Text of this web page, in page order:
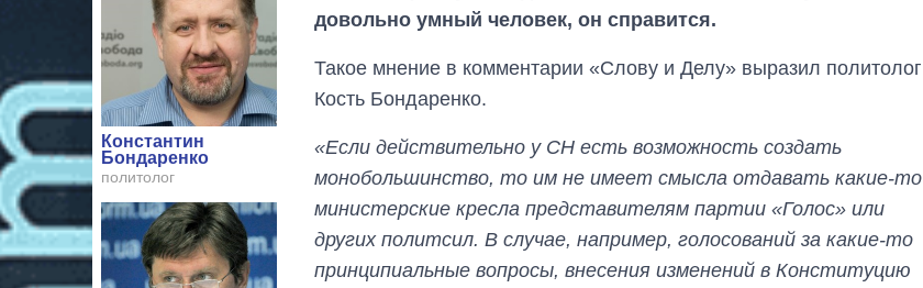
Константин
Бондаренко
политолог
довольно умный человек, он справится.
Такое мнение в комментарии «Слову и Делу» выразил политолог
Кость Бондаренко.
«Если действительно у СН есть возможность создать
монобольшинство, то им не имеет смысла отдавать какие-то
министерские кресла представителям партии «Голос» или
других политсил. В случае, например, голосований за какие-то
принципиальные вопросы, внесения изменений в Конституцию